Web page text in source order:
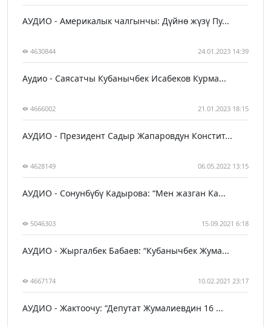
АУДИО - Америкалык чалгынчы: Дүйнө жүзү Пу...
4630844 24.01.2023 14:39
Аудио - Саясатчы Кубанычбек Исабеков Курма...
4666002 21.01.2023 18:15
АУДИО - Президент Садыр Жапаровдун Констит...
4628149 06.05.2022 13:15
АУДИО - Сонунбүбү Кадырова: “Мен жазган Ка...
5046303 15.09.2021 6:18
АУДИО - Жыргалбек Бабаев: “Кубанычбек Жума...
4667174 10.02.2021 23:17
АУДИО - Жактоочу: “Депутат Жумалиевдин 16 ...